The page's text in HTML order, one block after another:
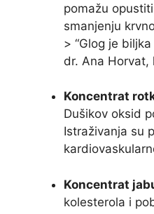
pomažu
smanjenju
> “Glog je
dr. Ana Horvat,
Koncentrat
Dušikov oksid
Istraživanja su
Koncentrat
kolesterola i